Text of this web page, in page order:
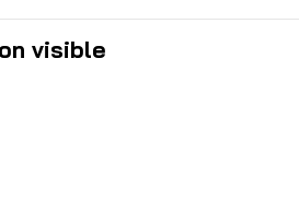
visible